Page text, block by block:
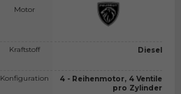
Motor
Kraftstoff
Konfiguration
Diesel
4 - Reihenmotor, 4 Ventile
pro Zylinder